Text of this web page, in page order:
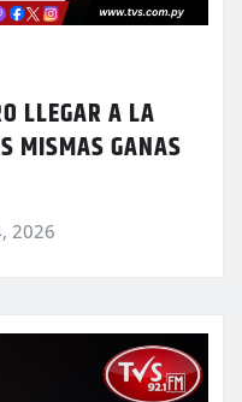
LLEGAR A LA
MISMAS GANAS
2026